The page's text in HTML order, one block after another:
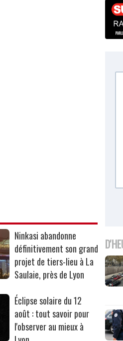
Ninkasi abandonne
définitivement son grand
projet de tiers-lieu à La
Saulaie, près de Lyon
Éclipse solaire du 12
août : tout savoir pour
l'observer au mieux à